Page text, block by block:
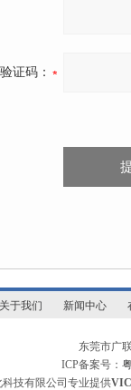
验证码：
关于我们 新闻中心
东莞市广
ICP备案号：
技有限公司专业提供